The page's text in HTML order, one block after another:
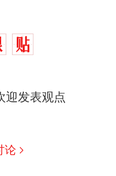
迎发表观点
论小炒肉大王”称